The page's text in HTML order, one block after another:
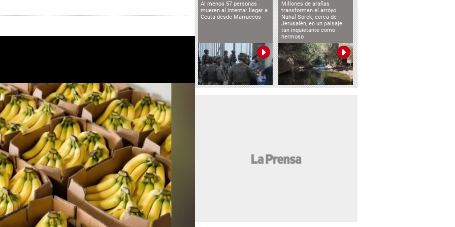
Al menos 57 personas
mueren al intentar llegar a
Ceuta desde Marruecos
Millones de arañas
transforman el arroyo
Nahal Sorek, cerca de
Jerusalén, en un paisaje
tan inquietante como
hermoso